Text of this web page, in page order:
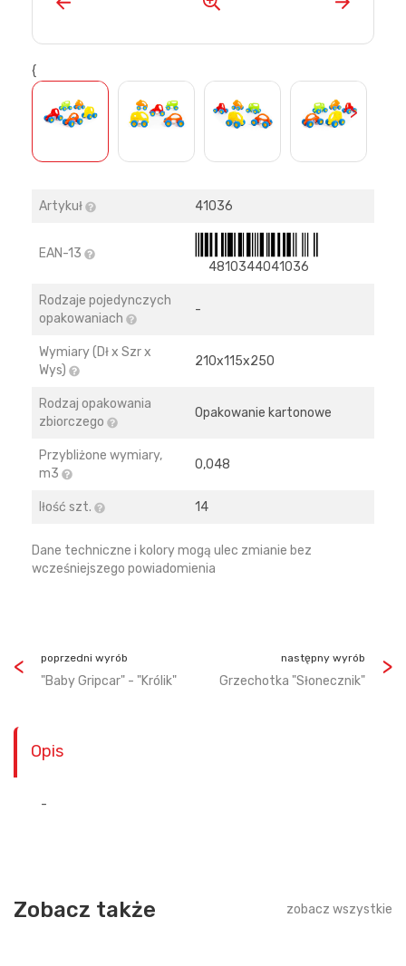
{
>
Artykuł 41036
EAN-13
4810344041036
Rodzaje pojedynczych
opakowaniach
-
Wymiary (Dł x Szr x
Wys)
210х115х250
Rodzaj opakowania
zbiorczego
Opakowanie kartonowe
Przybliżone wymiary,
m3
0,048
Iłość szt. 14
Dane techniczne i kolory mogą ulec zmianie bez
wcześniejszego powiadomienia
poprzedni wyrób
"Baby Gripcar" - "Królik"
następny wyrób
Grzechotka "Słonecznik"
Opis
-
Zobacz także zobacz wszystkie